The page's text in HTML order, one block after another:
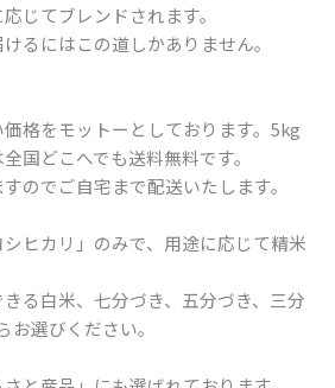
じてブレンドされます。
るにはこの道しかありません。
格をモットーとしております。5kg
国どこへでも送料無料です。
のでご自宅まで配送いたします。
ヒカリ」のみで、用途に応じて精米
る白米、七分づき、五分づき、三分
お選びください。